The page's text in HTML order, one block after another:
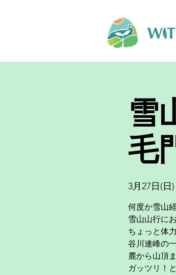
雪
毛
3月27日(日)
何度か雪山
雪山山行に
ちょっと体
谷川連峰の
麓から山頂
ガッツリ！